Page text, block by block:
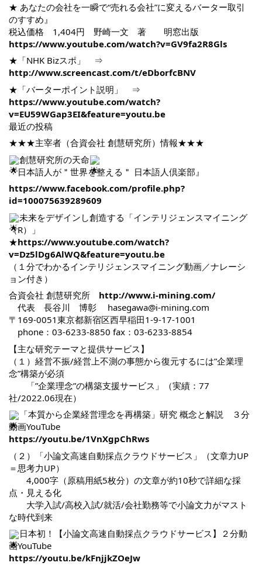
★ あなたの会社を一瞬で“売れる会社”に変えるバーター取引
のすすめ』
税込価格 1,404円 野崎一文 著 明窓出版
https://www.youtube.com/watch?v=GV9fa2R8Gls
★「NHK Bizスポ」 ⇒
http://www.screencast.com/t/eDborfcBNV
★「バーターポイント説明」 ⇒
https://www.youtube.com/watch?
v=EU59WGap3EI&feature=youtu.be
最近の投稿
★★★主宰者（合資会社 創慧研究所）情報★★★
創慧研究所の天命
『日本語人が＂世界を整える＂ 日本語人倶楽部』
https://www.facebook.com/profile.php?
id=100075639289609
未来をデザインし創造する「インテリジェンスマイニング
（R）」
★https://www.youtube.com/watch?
v=Dz5lDg6AlWQ&feature=youtu.be
（１分でわかるインテリジェンスマイニング動画／ナレーシ
ョン付き）
合資会社 創慧研究所 http://www.i-mining.com/
代表 長谷川 博彰 hasegawa@i-mining.com
〒169-0051東京都新宿区西早稲田1-9-17-1001
phone：03-6233-8850 fax：03-6233-8854
【主な研究テーマと提供サービス】
（１）経営不振/経営上不測の事態から復元するには”企業理
念”構築が必須
「”企業理念”の構築支援サービス」（実績：77
社/2022.06現在）
「本質から企業経営理念を再構築」研究 概念と解説 ３分
動画YouTube
https://youtu.be/1VnXgpChRws
（２）「小論文高速自動採点クラウドサービス」（文章力UP
＝思考力UP）
4,000字（原稿用紙5枚分）の文章が約10秒で詳細な採
点・見える化
大学入試/高校入試/就活/会社勤務等で小論文力がマスト
な時代到来
日本初！【小論文高速自動採点クラウドサービス】２分動
画YouTube
https://youtu.be/kFnjjkZOeJw